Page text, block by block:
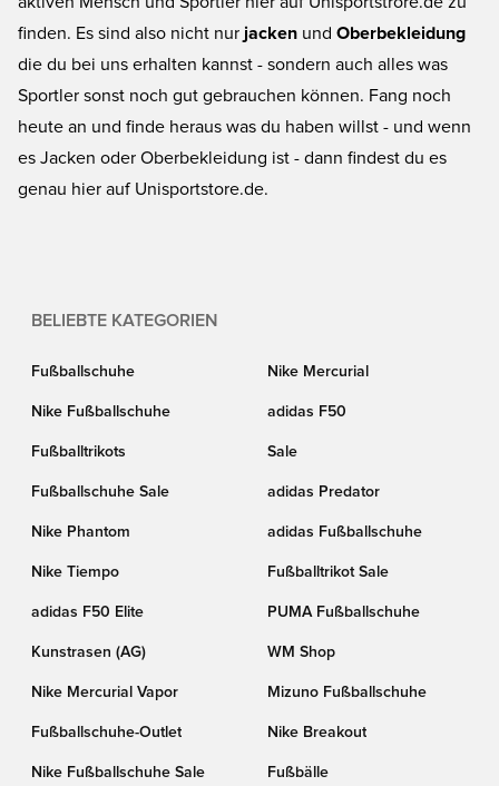
finden. Es sind also nicht nur jacken und Oberbekleidung
die du bei uns erhalten kannst - sondern auch alles was
Sportler sonst noch gut gebrauchen können. Fang noch
heute an und finde heraus was du haben willst - und wenn
es Jacken oder Oberbekleidung ist - dann findest du es
genau hier auf Unisportstore.de.
BELIEBTE KATEGORIEN
Fußballschuhe Nike Mercurial
Nike Fußballschuhe adidas F50
Fußballtrikots Sale
Fußballschuhe Sale adidas Predator
Nike Phantom adidas Fußballschuhe
Nike Tiempo Fußballtrikot Sale
adidas F50 Elite PUMA Fußballschuhe
Kunstrasen (AG) WM Shop
Nike Mercurial Vapor Mizuno Fußballschuhe
Fußballschuhe-Outlet Nike Breakout
Nike Fußballschuhe Sale Fußbälle